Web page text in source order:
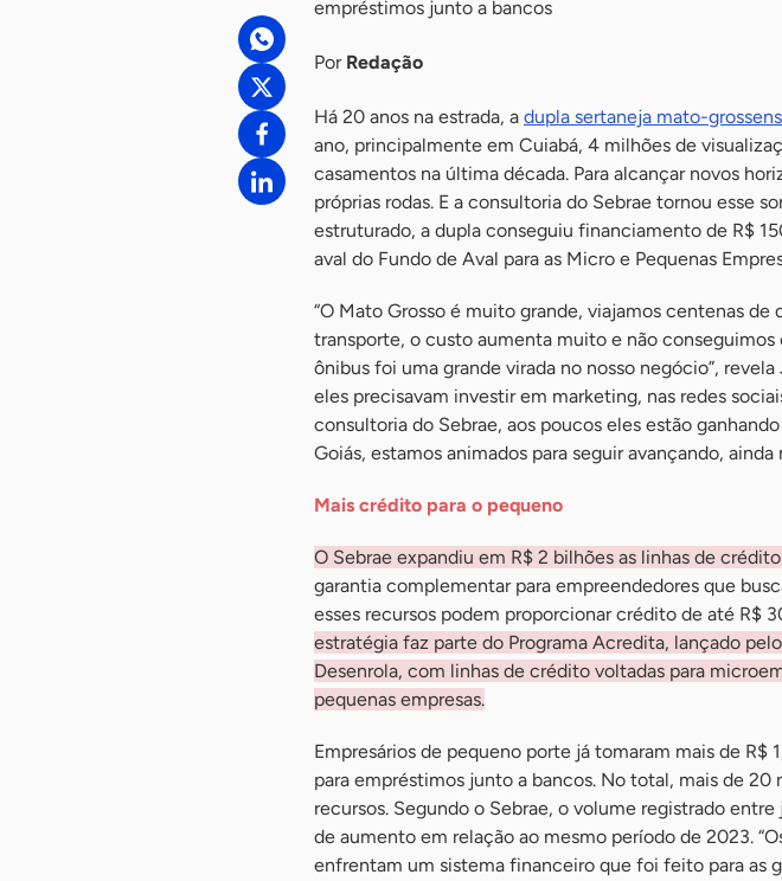
empréstimos junto a bancos
Por Redação
Há 20 anos na estrada, a dupla sertaneja mato-
ano, principalmente em Cuiabá, 4 milhões de
casamentos na última década. Para alcançar novos
próprias rodas. E a consultoria do Sebrae tornou esse
estruturado, a dupla conseguiu financiamento de R$
aval do Fundo de Aval para as Micro e Pequenas
“O Mato Grosso é muito grande, viajamos centenas
transporte, o custo aumenta muito e não
ônibus foi uma grande virada no nosso negócio”,
eles precisavam investir em marketing, nas redes
consultoria do Sebrae, aos poucos eles estão
Goiás, estamos animados para seguir avançando, ainda
Mais crédito para o pequeno
O Sebrae expandiu em R$ 2 bilhões as linhas de
garantia complementar para empreendedores que
esses recursos podem proporcionar crédito de até R$
estratégia faz parte do Programa Acredita, lançado
Desenrola, com linhas de crédito voltadas para
pequenas empresas.
Empresários de pequeno porte já tomaram mais de R$
para empréstimos junto a bancos. No total, mais de
recursos. Segundo o Sebrae, o volume registrado
de aumento em relação ao mesmo período de 2023.
enfrentam um sistema financeiro que foi feito para as